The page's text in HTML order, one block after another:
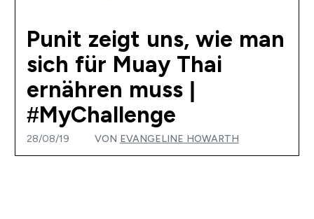
Punit zeigt uns, wie man
sich für Muay Thai
ernähren muss |
#MyChallenge
28/08/19 VON EVANGELINE HOWARTH